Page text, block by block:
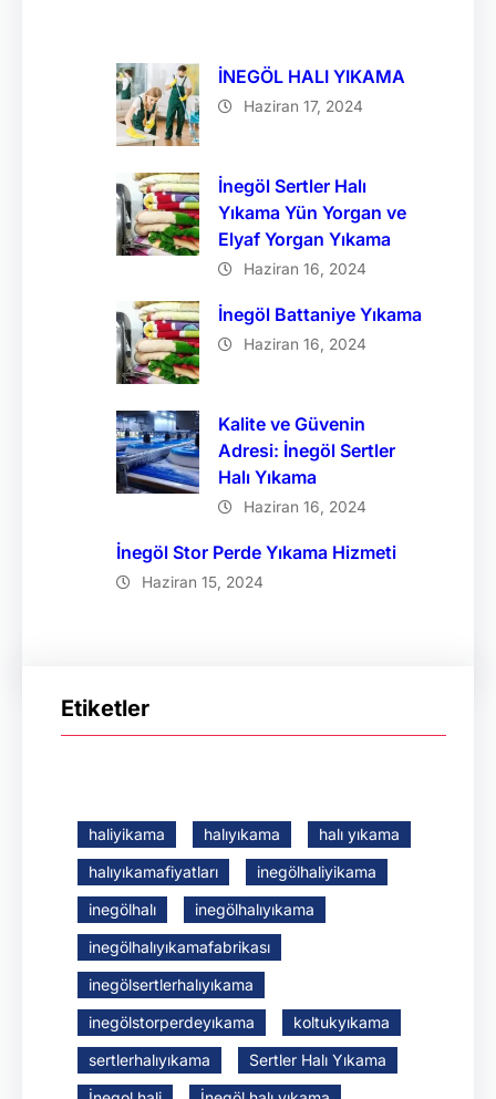
İNEGÖL HALI YIKAMA
Haziran 17, 2024
İnegöl Sertler Halı
Yıkama Yün Yorgan ve
Elyaf Yorgan Yıkama
Haziran 16, 2024
İnegöl Battaniye Yıkama
Haziran 16, 2024
Kalite ve Güvenin
Adresi: İnegöl Sertler
Halı Yıkama
Haziran 16, 2024
İnegöl Stor Perde Yıkama Hizmeti
Haziran 15, 2024
Etiketler
haliyikama halıyıkama
halı yıkama
halıyıkamafiyatları
inegölhaliyikama
inegölhalı
inegölhalıyıkama
inegölhalıyıkamafabrikası
inegölsertlerhalıyıkama
inegölstorperdeyıkama
koltukyıkama
sertlerhalıyıkama
Sertler Halı Yıkama